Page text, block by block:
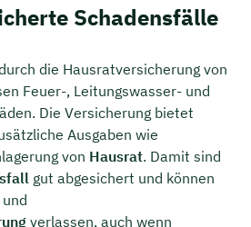
Schadensfälle
die Hausratversicherung von
Feuer-, Leitungswasser- und
Die Versicherung bietet
Ausgaben wie
von Hausrat. Damit sind
gut abgesichert und können
verlassen, auch wenn